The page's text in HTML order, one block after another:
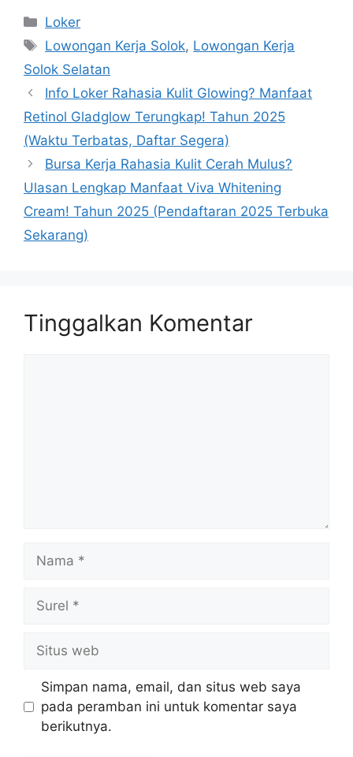
Kategori
Loker
Tag
Lowongan Kerja Solok, Lowongan Kerja
Solok Selatan
Info Loker Rahasia Kulit Glowing? Manfaat
Retinol Gladglow Terungkap! Tahun 2025
(Waktu Terbatas, Daftar Segera)
Bursa Kerja Rahasia Kulit Cerah Mulus?
Ulasan Lengkap Manfaat Viva Whitening
Cream! Tahun 2025 (Pendaftaran 2025 Terbuka
Sekarang)
Tinggalkan Komentar
Nama
Surel
Situs
web
Simpan nama, email, dan situs web saya
pada peramban ini untuk komentar saya
berikutnya.